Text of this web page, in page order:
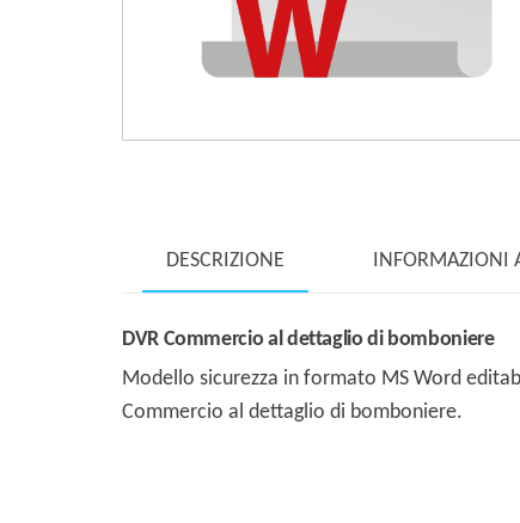
DESCRIZIONE INFORMAZIONI
DVR Commercio al dettaglio di bomboniere
Modello sicurezza in formato MS Word
Commercio al dettaglio di bomboniere.